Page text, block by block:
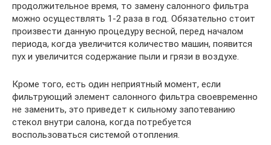
продолжительное время, то замену салонного фильтра
можно осуществлять 1-2 раза в год. Обязательно стоит
произвести данную процедуру весной, перед началом
периода, когда увеличится количество машин, появится
пух и увеличится содержание пыли и грязи в воздухе.
Кроме того, есть один неприятный момент, если
фильтрующий элемент салонного фильтра своевременно
не заменить, это приведет к сильному запотеванию
стекол внутри салона, когда потребуется
воспользоваться системой отопления.